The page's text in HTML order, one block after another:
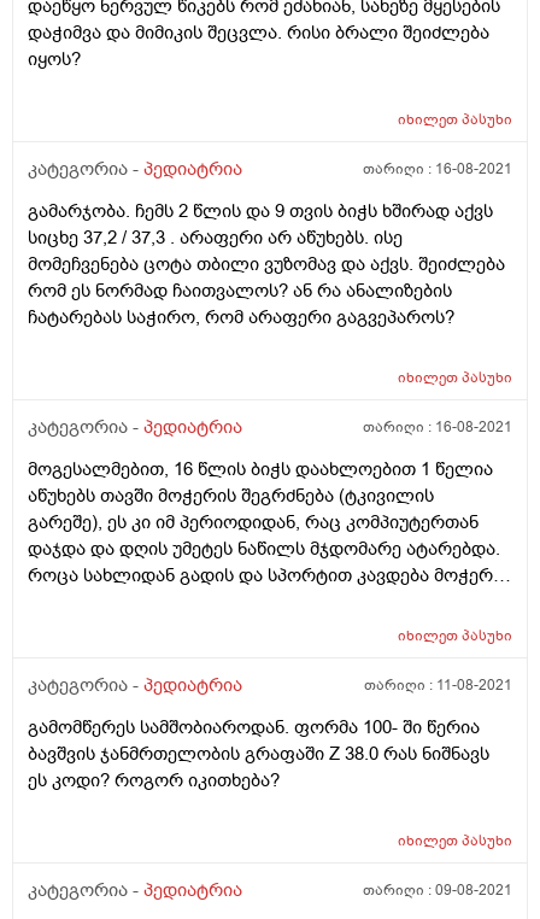
დაეწყო ნერვულ წიკებს რომ ეძახიან, სახეზე მყესების
დაჭიმვა და მიმიკის შეცვლა. რისი ბრალი შეიძლება
იყოს?
იხილეთპასუხი
კატეგორია - პედიატრია თარიღი : 16-08-2021
გამარჯობა. ჩემს 2 წლის და 9 თვის ბიჭს ხშირად აქვს
სიცხე 37,2 / 37,3 . არაფერი არ აწუხებს. ისე
მომეჩვენება ცოტა თბილი ვუზომავ და აქვს. შეიძლება
რომ ეს ნორმად ჩაითვალოს? ან რა ანალიზების
ჩატარებას საჭირო, რომ არაფერი გაგვეპაროს?
იხილეთპასუხი
კატეგორია - პედიატრია თარიღი : 16-08-2021
მოგესალმებით, 16 წლის ბიჭს დაახლოებით 1 წელია
აწუხებს თავში მოჭერის შეგრძნება (ტკივილის
გარეშე), ეს კი იმ პერიოდიდან, რაც კომპიუტერთან
დაჯდა და დღის უმეტეს ნაწილს მჯდომარე ატარებდა.
როცა სახლიდან გადის და სპორტით კავდება მოჭერას
იხილეთპასუხი
კატეგორია - პედიატრია თარიღი : 11-08-2021
გამომწერეს სამშობიაროდან. ფორმა 100- ში წერია
ბავშვის ჯანმრთელობის გრაფაში Z 38.0 რას ნიშნავს
ეს კოდი? როგორ იკითხება?
იხილეთპასუხი
კატეგორია - პედიატრია თარიღი :09-08-2021